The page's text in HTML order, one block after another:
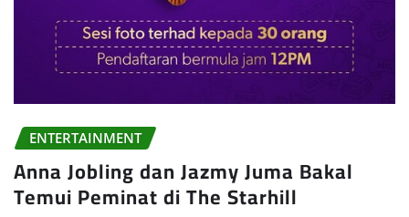
ENTERTAINMENT
Anna Jobling dan Jazmy Juma Bakal
Temui Peminat di The Starhill